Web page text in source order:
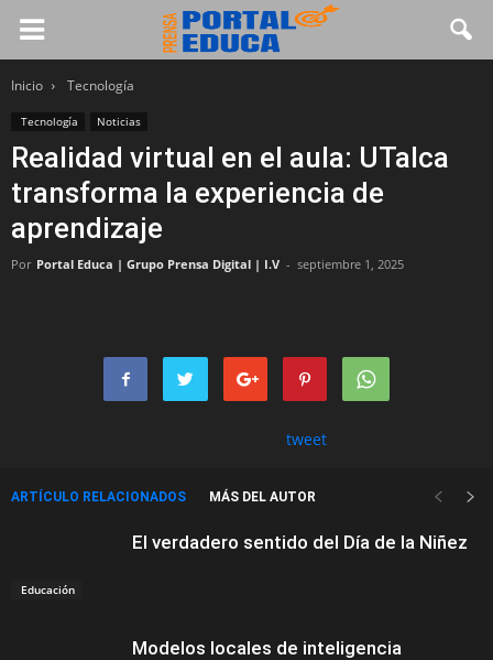
Inicio Tecnología
Tecnología Noticias
Realidad virtual en el aula: UTalca
transforma la experiencia de
aprendizaje
Por Portal Educa | Grupo Prensa Digital | I.V - septiembre 1, 2025
tweet
ARTÍCULO RELACIONADOS MÁS DEL AUTOR
Educación
El verdadero sentido del Día de la Niñez
Modelos locales de inteligencia